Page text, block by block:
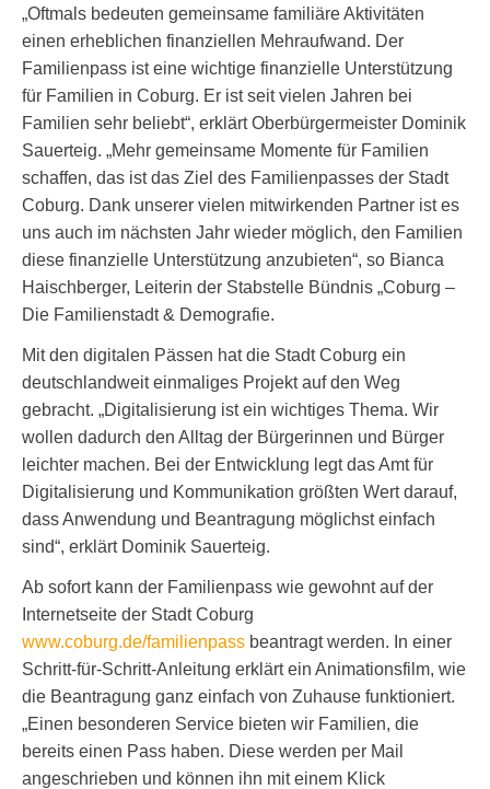
„Oftmals bedeuten gemeinsame familiäre Aktivitäten
einen erheblichen finanziellen Mehraufwand. Der
Familienpass ist eine wichtige finanzielle Unterstützung
für Familien in Coburg. Er ist seit vielen Jahren bei
Familien sehr beliebt“, erklärt Oberbürgermeister Dominik
Sauerteig. „Mehr gemeinsame Momente für Familien
schaffen, das ist das Ziel des Familienpasses der Stadt
Coburg. Dank unserer vielen mitwirkenden Partner ist es
uns auch im nächsten Jahr wieder möglich, den Familien
diese finanzielle Unterstützung anzubieten“, so Bianca
Haischberger, Leiterin der Stabstelle Bündnis „Coburg –
Die Familienstadt & Demografie.
Mit den digitalen Pässen hat die Stadt Coburg ein
deutschlandweit einmaliges Projekt auf den Weg
gebracht. „Digitalisierung ist ein wichtiges Thema. Wir
wollen dadurch den Alltag der Bürgerinnen und Bürger
leichter machen. Bei der Entwicklung legt das Amt für
Digitalisierung und Kommunikation größten Wert darauf,
dass Anwendung und Beantragung möglichst einfach
sind“, erklärt Dominik Sauerteig.
Ab sofort kann der Familienpass wie gewohnt auf der
Internetseite der Stadt Coburg
www.coburg.de/familienpass beantragt werden. In einer
Schritt-für-Schritt-Anleitung erklärt ein Animationsfilm, wie
die Beantragung ganz einfach von Zuhause funktioniert.
„Einen besonderen Service bieten wir Familien, die
bereits einen Pass haben. Diese werden per Mail
angeschrieben und können ihn mit einem Klick